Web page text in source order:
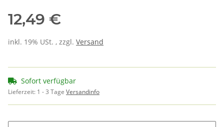
12,49 €
inkl. 19% USt. , zzgl. Versand
Sofort verfügbar
Lieferzeit: 1 - 3 Tage Versandinfo